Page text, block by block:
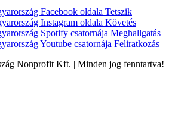
Tetszik
Követés
Meghallgatás
Feliratkozás
Nonprofit Kft. | Minden jog fenntartva!